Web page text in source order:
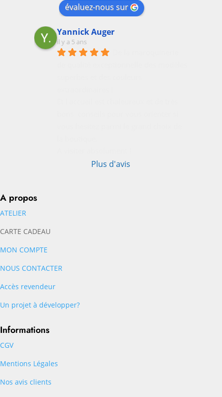
évaluez-nous sur
Yannick Auger
il y a 5 ans
Plus d'avis
A propos
ATELIER
CARTE CADEAU
MON COMPTE
NOUS CONTACTER
Accès revendeur
Un projet à développer?
Informations
CGV
Mentions Légales
Nos avis clients